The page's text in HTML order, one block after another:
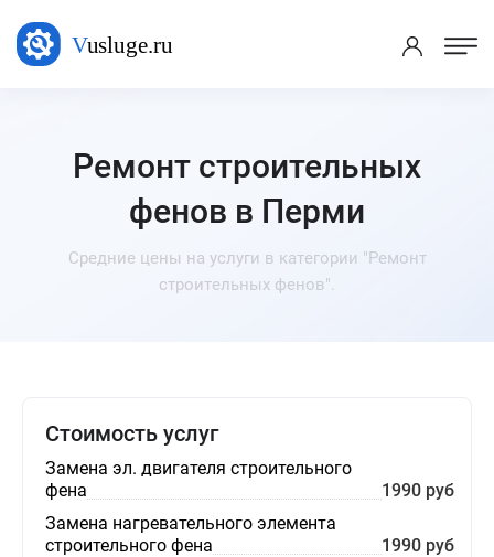
Ремонт строительных
фенов в Перми
Средние цены на услуги в категории "Ремонт
строительных фенов".
Стоимость услуг
Замена эл. двигателя строительного
фена
1990 руб
Замена нагревательного элемента
строительного фена
1990 руб